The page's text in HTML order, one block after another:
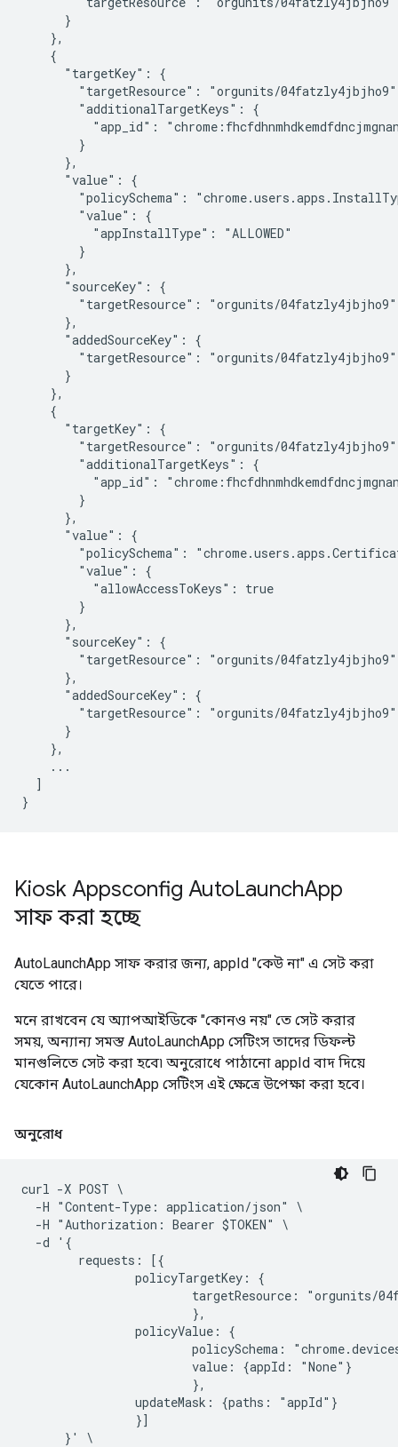
      }
    },
    {
      "targetKey": {
"targetResource": "orgunits/
        "additionalTargetKeys": {
"app_id":
        }
      },
      "value": {
"policySchema":
        "value": {
          "appInstallType": "ALLOWED"
        }
      },
      "sourceKey": {
        "targetResource": "orgunits/04fatzly4jbjho9"
      },
      "addedSourceKey": {
        "targetResource": "orgunits/04fatzly4jbjho9"
      }
    },
    {
      "targetKey": {
"targetResource": "orgunits/
        "additionalTargetKeys": {
"app_id":
        }
      },
      "value": {
"policySchema":
        "value": {
          "allowAccessToKeys": true
        }
      },
      "sourceKey": {
        "targetResource": "orgunits/04fatzly4jbjho9"
      },
      "addedSourceKey": {
        "targetResource": "orgunits/04fatzly4jbjho9"
      }
    },
    ...
  ]
Kiosk Appsconfig AutoLaunchApp
সাফ করা হচ্ছে
AutoLaunchApp সাফ করার জন্য, appId "কেউ না" এ সেট করা
যেতে পারে।
মনে রাখবেন যে অ্যাপআইডিকে "কোনও নয়" তে সেট করার
সময়, অন্যান্য সমস্ত AutoLaunchApp সেটিংস তাদের ডিফল্ট
মানগুলিতে সেট করা হবে৷ অনুরোধে পাঠানো appId বাদ দিয়ে
যেকোন AutoLaunchApp সেটিংস এই ক্ষেত্রে উপেক্ষা করা হবে।
অনুরোধ
curl -X POST \
  -H "Content-Type: application/json" \
  -H "Authorization: Bearer $TOKEN" \
  -d '{
        requests: [{
                policyTargetKey: {
targetResource: "orgunits/
                        },
                policyValue: {
policySchema:
                        value: {appId: "None"}
                        },
                updateMask: {paths: "appId"}
                }]
      }' \